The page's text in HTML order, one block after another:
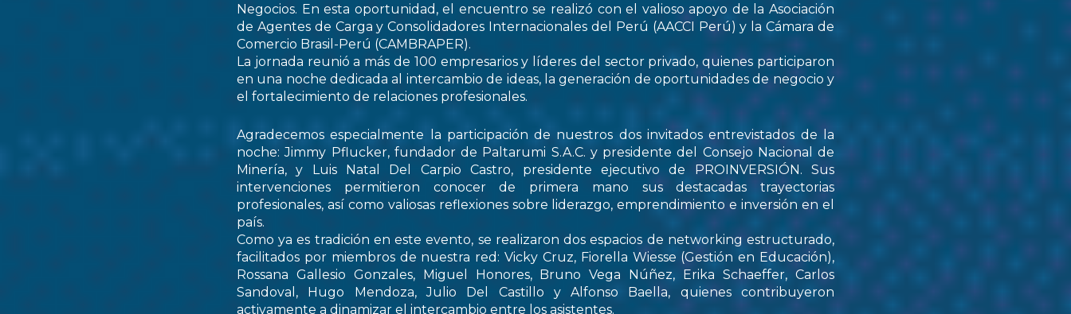
Negocios. En esta oportunidad, el encuentro se realizó con el valioso apoyo de la Asociación
de Agentes de Carga y Consolidadores Internacionales del Perú (AACCI Perú) y la Cámara de
Comercio Brasil-Perú (CAMBRAPER).
La jornada reunió a más de 100 empresarios y líderes del sector privado, quienes participaron
en una noche dedicada al intercambio de ideas, la generación de oportunidades de negocio y
el fortalecimiento de relaciones profesionales.
Agradecemos especialmente la participación de nuestros dos invitados entrevistados de la
noche: Jimmy Pflucker, fundador de Paltarumi S.A.C. y presidente del Consejo Nacional de
Minería, y Luis Natal Del Carpio Castro, presidente ejecutivo de PROINVERSIÓN. Sus
intervenciones permitieron conocer de primera mano sus destacadas trayectorias
profesionales, así como valiosas reflexiones sobre liderazgo, emprendimiento e inversión en el
país.
Como ya es tradición en este evento, se realizaron dos espacios de networking estructurado,
facilitados por miembros de nuestra red: Vicky Cruz, Fiorella Wiesse (Gestión en Educación),
Rossana Gallesio Gonzales, Miguel Honores, Bruno Vega Núñez, Erika Schaeffer, Carlos
Sandoval, Hugo Mendoza, Julio Del Castillo y Alfonso Baella, quienes contribuyeron
activamente a dinamizar el intercambio entre los asistentes.